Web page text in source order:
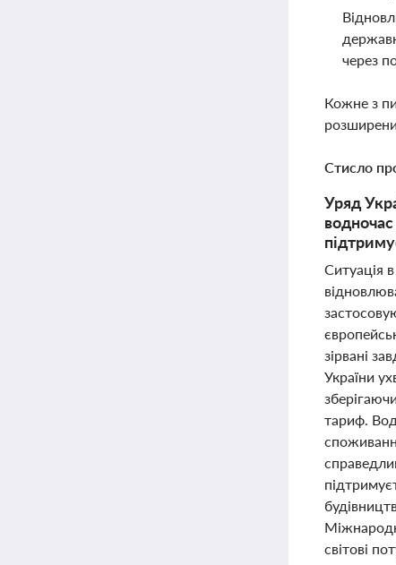
через
Кожне з
Стисло
Уряд
Ситуація
зірвані
України
тариф.
світові